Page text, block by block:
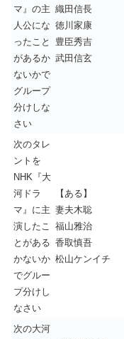
マ』の主
人公にな
ったこと
があるか
ないかで
グループ
分けしな
さい
織田信長
徳川家康
豊臣秀吉
武田信玄
次のタレ
ントを
NHK『大
河ドラ
マ』に主
演したこ
とがある
かないか
でグルー
プ分けし
なさい
【ある】
妻夫木聡
福山雅治
香取慎吾
松山ケンイチ
次の大河